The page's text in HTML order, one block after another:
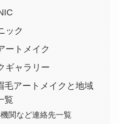
ック
ートメイク
ギャラリー
毛アートメイクと地域
覧
関など連絡先一覧